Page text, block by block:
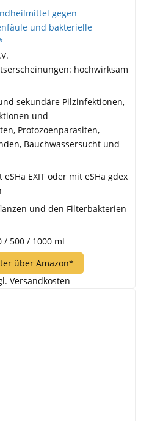
gegen
und bakterielle
hochwirksam
sekundäre Pilzinfektionen,
und
Protozoenparasiten,
Bauchwassersucht und
EXIT oder mit eSHa gdex
und den Filterbakterien
/ 500 / 1000 ml
über Amazon*
Versandkosten